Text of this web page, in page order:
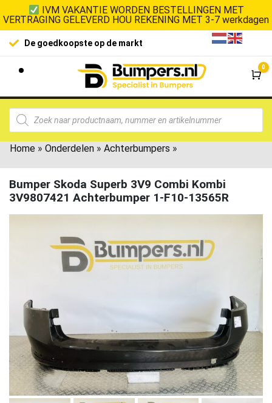
IVM VAKANTIE WORDEN BESTELLINGEN MET
VERTRAGING GELEVERD HOU REKENING MET 3-7 werkdagen
De goedkoopste op de markt
0
Home » Onderdelen » Achterbumpers »
Bumper Skoda Superb 3V9 Combi Kombi
3V9807421 Achterbumper 1-F10-13565R